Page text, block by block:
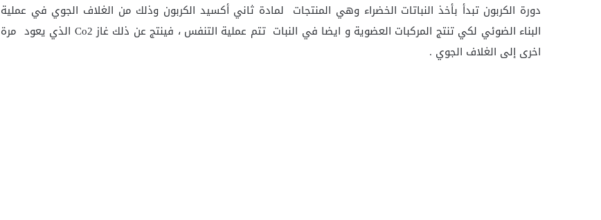
دورة الكربون تبدأ بأخذ النباتات الخضراء وهي المنتجات لمادة ثاني أكسيد الكربون وذلك من الغلاف الجوي في عملية
البناء الضوئي لكي تنتج المركبات العضوية و ايضا في النبات تتم عملية التنفس ، فينتج عن ذلك غاز Co2 الذي يعود مرة
اخرى إلى الغلاف الجوي .